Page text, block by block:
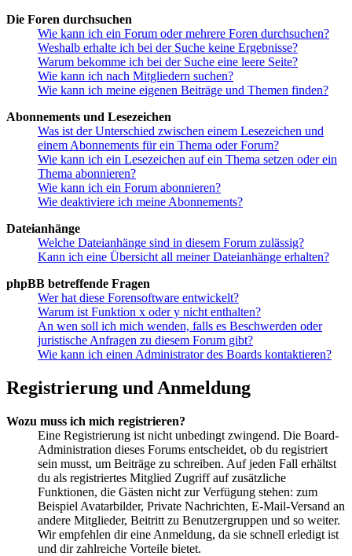
Die Foren durchsuchen
Wie kann ich ein Forum oder mehrere Foren durchsuchen?
Weshalb erhalte ich bei der Suche keine Ergebnisse?
Warum bekomme ich bei der Suche eine leere Seite?
Wie kann ich nach Mitgliedern suchen?
Wie kann ich meine eigenen Beiträge und Themen finden?
Abonnements und Lesezeichen
Was ist der Unterschied zwischen einem Lesezeichen und
einem Abonnements für ein Thema oder Forum?
Wie kann ich ein Lesezeichen auf ein Thema setzen oder ein
Thema abonnieren?
Wie kann ich ein Forum abonnieren?
Wie deaktiviere ich meine Abonnements?
Dateianhänge
Welche Dateianhänge sind in diesem Forum zulässig?
Kann ich eine Übersicht all meiner Dateianhänge erhalten?
phpBB betreffende Fragen
Wer hat diese Forensoftware entwickelt?
Warum ist Funktion x oder y nicht enthalten?
An wen soll ich mich wenden, falls es Beschwerden oder
juristische Anfragen zu diesem Forum gibt?
Wie kann ich einen Administrator des Boards kontaktieren?
Registrierung und Anmeldung
Wozu muss ich mich registrieren?
Eine Registrierung ist nicht unbedingt zwingend. Die Board-
Administration dieses Forums entscheidet, ob du registriert
sein musst, um Beiträge zu schreiben. Auf jeden Fall erhältst
du als registriertes Mitglied Zugriff auf zusätzliche
Funktionen, die Gästen nicht zur Verfügung stehen: zum
Beispiel Avatarbilder, Private Nachrichten, E-Mail-Versand an
andere Mitglieder, Beitritt zu Benutzergruppen und so weiter.
Wir empfehlen dir eine Anmeldung, da sie schnell erledigt ist
und dir zahlreiche Vorteile bietet.